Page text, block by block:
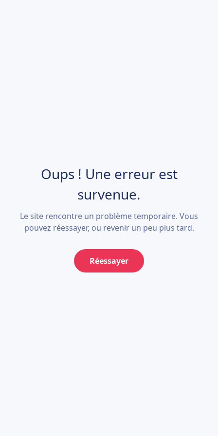
Oups ! Une erreur est
survenue.
Le site rencontre un problème temporaire. Vous
pouvez réessayer, ou revenir un peu plus tard.
Réessayer